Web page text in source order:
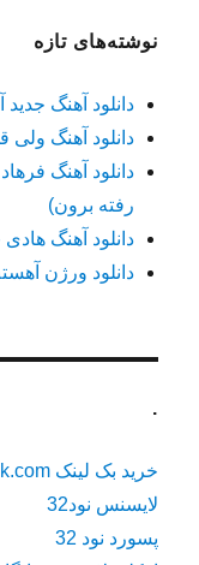
نوشته‌های تازه
دانلود آهنگ
دانلود آهنگ
دانلود آهنگ
رفته برون)
دانلود آهنگ
دانلود ورژن
.
خرید بک لینک behtarinbacklink.com
لایسنس نود32
پسورد نود 32